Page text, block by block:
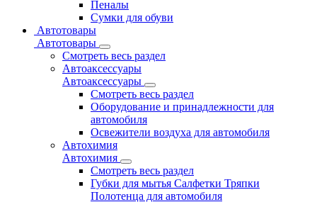
Пеналы
Сумки для обуви
Автотовары
Автотовары
Смотреть весь раздел
Автоаксессуары
Автоаксессуары
Смотреть весь раздел
Оборудование и принадлежности для
автомобиля
Освежители воздуха для автомобиля
Автохимия
Автохимия
Смотреть весь раздел
Губки для мытья Салфетки Тряпки
Полотенца для автомобиля